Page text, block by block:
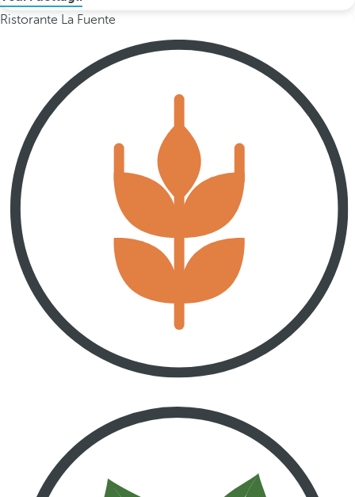
Ristorante La Fuente